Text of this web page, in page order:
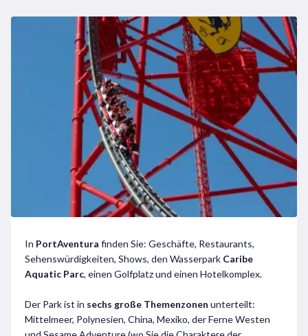
In PortAventura finden Sie: Geschäfte, Restaurants,
Sehenswürdigkeiten, Shows, den Wasserpark Caribe
Aquatic Parc, einen Golfplatz und einen Hotelkomplex.
Der Park ist in sechs große Themenzonen unterteilt:
Mittelmeer, Polynesien, China, Mexiko, der Ferne Westen